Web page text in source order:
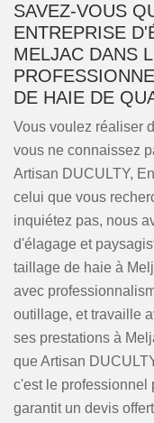
SAVEZ-VOUS
ENTREPRISE
MELJAC DANS
DE HAIE DE
Vous voulez réaliser
vous ne connaissez
Artisan DUCULTY,
celui que vous
inquiétez pas, nous
d'élagage et
taillage de haie à
avec
outillage, et travaille
ses prestations à
que Artisan
c'est le professionnel
garantit un devis